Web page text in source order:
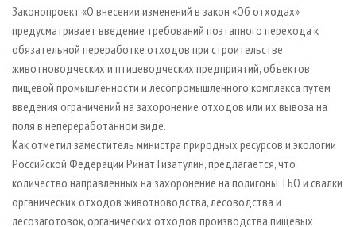
ПРОИЗВОДСТВО МЕБЕЛИ
БИОЭНЕРГЕТИКА
ЦБП
ИНСТРУМЕНТ И МАТЕРИАЛЫ
ПРИОРИТЕТНЫЕ ИНВЕСТПРОЕКТЫ
RUSSIAN FORESTRY REVIEW
ГАЗЕТА ЛЕСПРОМФОРУМ
БИБЛИОТЕКА СПЕЦИАЛИСТА
Законопроект «О внесении изменений в закон «Об отходах»
предусматривает введение требований поэтапного перехода к
обязательной переработке отходов при строительстве
животноводческих и птицеводческих предприятий, объектов
пищевой промышленности и лесопромышленного комплекса путем
введения ограничений на захоронение отходов или их вывоза на
поля в непереработанном виде.
Как отметил заместитель министра природных ресурсов и экологии
Российской Федерации Ринат Гизатулин, предлагается, что
количество направленных на захоронение на полигоны ТБО и свалки
органических отходов животноводства, лесоводства и
лесозаготовок, органических отходов производства пищевых